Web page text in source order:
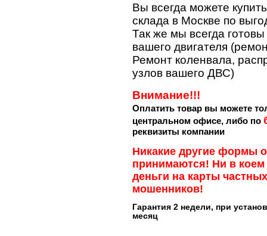
Вы всегда можете
склада в Москве по
Так же мы всегда
вашего двигателя
Ремонт коленвала,
узлов вашего ДВС)
Внимание!!!
Оплатить товар вы можете
центральном офисе, либо по
реквизиты компании
Никакие другие формы
принимаются! Ни в коем
деньги на карты
мошенников!
Гарантия 2 недели, при
месяц